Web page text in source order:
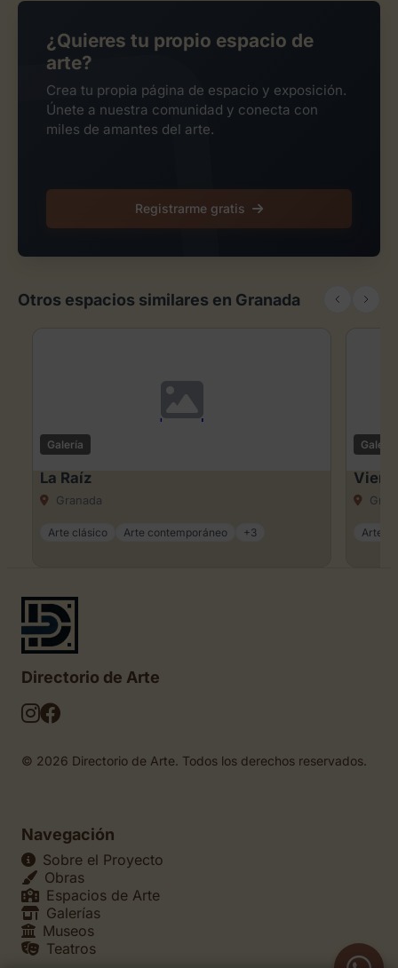
¿Quieres tu propio espacio de
arte?
Crea tu propia página de espacio y exposición.
Únete a nuestra comunidad y conecta con
miles de amantes del arte.
Registrarme gratis
Otros espacios similares en Granada
Galería
La Raíz
Granada
Arte clásico Arte contemporáneo +3
Galería
Arte
Directorio de Arte
© 2026 Directorio de Arte. Todos los derechos reservados.
Navegación
Sobre el Proyecto
Obras
Espacios de Arte
Galerías
Museos
Teatros